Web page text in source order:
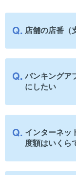
店舗の店番（
バンキングア
にしたい
インターネッ
度額はいくら